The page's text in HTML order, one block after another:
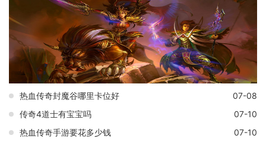
热血传奇封魔谷哪里卡位好
07-08
传奇4道士有宝宝吗
07-10
热血传奇手游要花多少钱
07-10